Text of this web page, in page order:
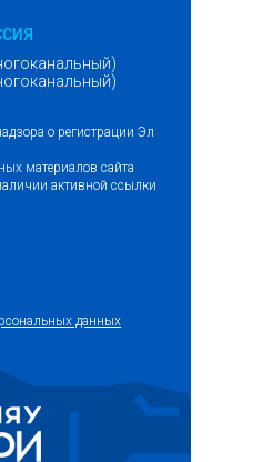
о регистрации Эл
материалов сайта
активной ссылки
данных